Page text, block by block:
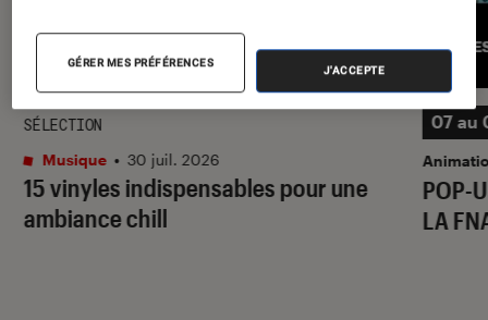
15 vinyles indispensables pour une
ambiance chill
SÉLECTION
Musique • 30 juil. 2026
POP-
LA
07 au
GÉRER MES PRÉFÉRENCES
J'ACCEPTE